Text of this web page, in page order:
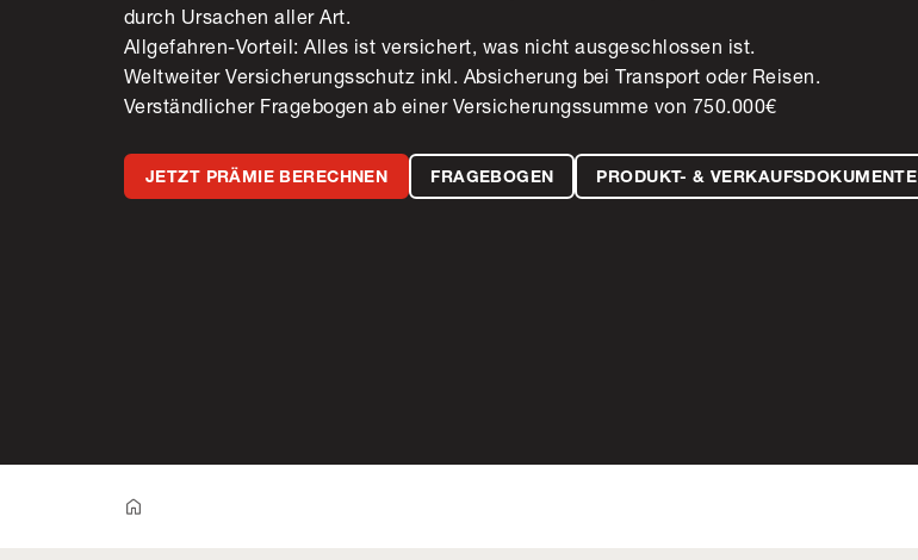
durch Ursachen aller Art.
Allgefahren-Vorteil: Alles ist versichert, was nicht ausgeschlossen ist.
Weltweiter Versicherungsschutz inkl. Absicherung bei Transport oder Reisen.
Verständlicher Fragebogen ab einer Versicherungssumme von 750.000€
JETZT PRÄMIE BERECHNEN FRAGEBOGEN PRODUKT- & VERKAUFSDOKUMENTE